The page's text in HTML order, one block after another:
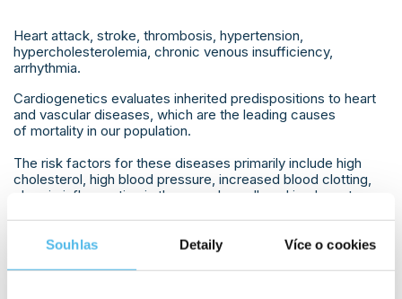
Souhlas Detaily Více o cookies
Heart attack, stroke, thrombosis, hypertension,
hypercholesterolemia, chronic venous insufficiency,
arrhythmia.
Cardiogenetics evaluates inherited predispositions to heart
and vascular diseases, which are the leading causes
of mortality in our population.
The risk factors for these diseases primarily include high
cholesterol, high blood pressure, increased blood clotting,
chronic inflammation in the vascular wall, and inadequate
We test genes that contribute to the development of these